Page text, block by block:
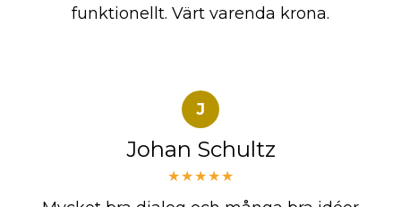
funktionellt. Värt varenda krona.
J
Johan Schultz
★★★★★